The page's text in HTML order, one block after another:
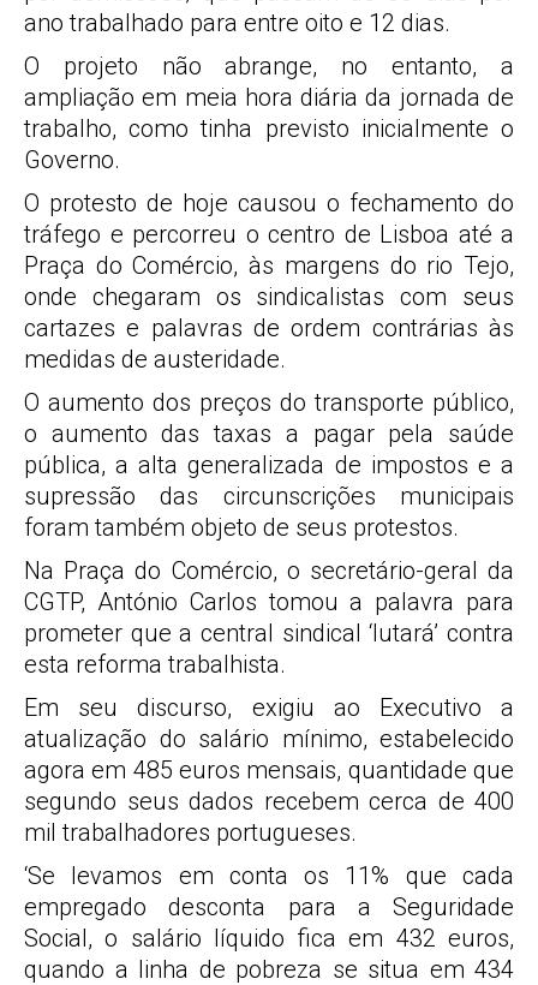
ano trabalhado para entre oito e 12 dias.
O projeto não abrange, no entanto, a
ampliação em meia hora diária da jornada de
trabalho, como tinha previsto inicialmente o
Governo.
O protesto de hoje causou o fechamento do
tráfego e percorreu o centro de Lisboa até a
Praça do Comércio, às margens do rio Tejo,
onde chegaram os sindicalistas com seus
cartazes e palavras de ordem contrárias às
medidas de austeridade.
O aumento dos preços do transporte público,
o aumento das taxas a pagar pela saúde
pública, a alta generalizada de impostos e a
supressão das circunscrições municipais
foram também objeto de seus protestos.
Na Praça do Comércio, o secretário-geral da
CGTP, António Carlos tomou a palavra para
prometer que a central sindical ‘lutará’ contra
esta reforma trabalhista.
Em seu discurso, exigiu ao Executivo a
atualização do salário mínimo, estabelecido
agora em 485 euros mensais, quantidade que
segundo seus dados recebem cerca de 400
mil trabalhadores portugueses.
‘Se levamos em conta os 11% que cada
empregado desconta para a Seguridade
Social, o salário líquido fica em 432 euros,
quando a linha de pobreza se situa em 434